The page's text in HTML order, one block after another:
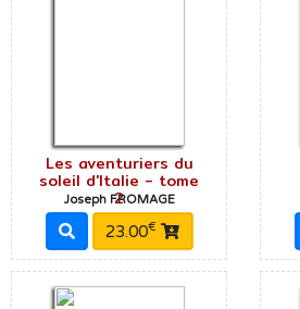
Les aventuriers du
soleil d'Italie - tome
2
Joseph FROMAGE
23.00€